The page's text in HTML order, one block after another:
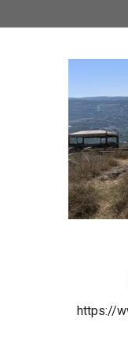
https://